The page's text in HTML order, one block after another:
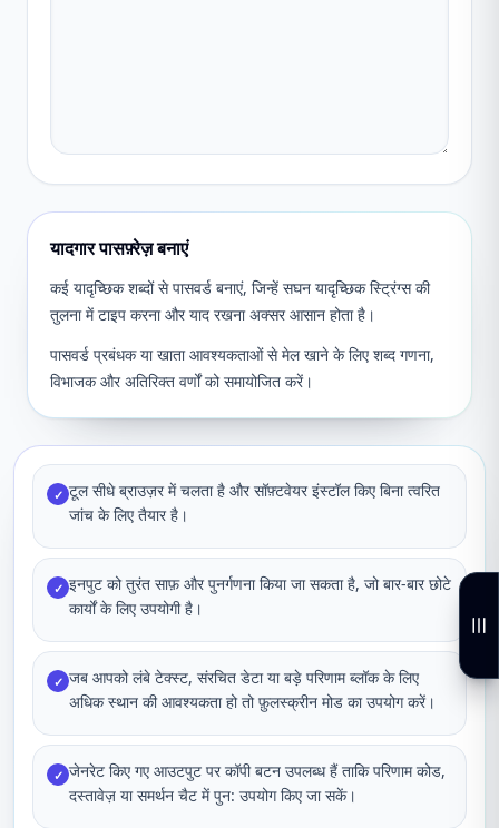
यादगार पासफ़्रेज़ बनाएं
कई यादृच्छिक शब्दों से पासवर्ड बनाएं, जिन्हें सघन यादृच्छिक स्ट्रिंग्स की
तुलना में टाइप करना और याद रखना अक्सर आसान होता है।
पासवर्ड प्रबंधक या खाता आवश्यकताओं से मेल खाने के लिए शब्द गणना,
विभाजक और अतिरिक्त वर्णों को समायोजित करें।
✓ टूल सीधे ब्राउज़र में चलता है और सॉफ़्टवेयर इंस्टॉल किए बिना त्वरित
जांच के लिए तैयार है।
✓ इनपुट को तुरंत साफ़ और पुनर्गणना किया जा सकता है, जो बार-बार छोटे
कार्यों के लिए उपयोगी है।
✓ जब आपको लंबे टेक्स्ट, संरचित डेटा या बड़े परिणाम ब्लॉक के लिए
अधिक स्थान की आवश्यकता हो तो फ़ुलस्क्रीन मोड का उपयोग करें।
✓ जेनरेट किए गए आउटपुट पर कॉपी बटन उपलब्ध हैं ताकि परिणाम कोड,
दस्तावेज़ या समर्थन चैट में पुन: उपयोग किए जा सकें।